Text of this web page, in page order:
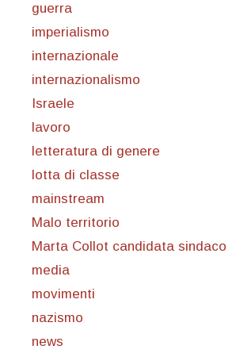
guerra
imperialismo
internazionale
internazionalismo
Israele
lavoro
letteratura di genere
lotta di classe
mainstream
Malo territorio
Marta Collot candidata sindaco
media
movimenti
nazismo
news